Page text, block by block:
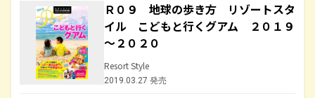
Ｒ０９ 地球の歩き方 リゾートスタ
イル こどもと行くグアム ２０１９
～２０２０
Resort Style
2019.03.27 発売